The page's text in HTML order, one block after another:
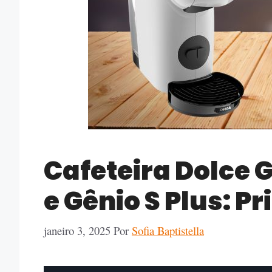
Cafeteira Dolce
e Gênio S Plus:
janeiro 3, 2025 Por Sofia Baptistella